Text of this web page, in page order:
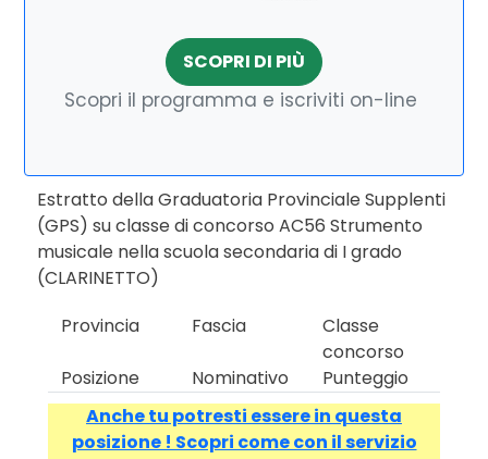
SCOPRI DI PIÙ
Scopri il programma e iscriviti on-line
Estratto della Graduatoria Provinciale Supplenti
(GPS) su classe di concorso AC56 Strumento
musicale nella scuola secondaria di I grado
(CLARINETTO)
Provincia
Fascia
Classe
concorso
Posizione
Nominativo
Punteggio
Anche tu potresti essere in questa
posizione ! Scopri come con il servizio